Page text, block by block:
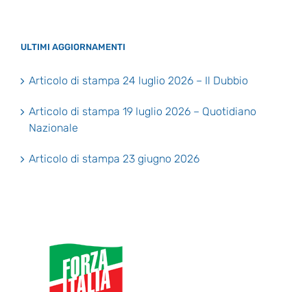
ULTIMI AGGIORNAMENTI
Articolo di stampa 24 luglio 2026 – Il Dubbio
Articolo di stampa 19 luglio 2026 – Quotidiano
Nazionale
Articolo di stampa 23 giugno 2026